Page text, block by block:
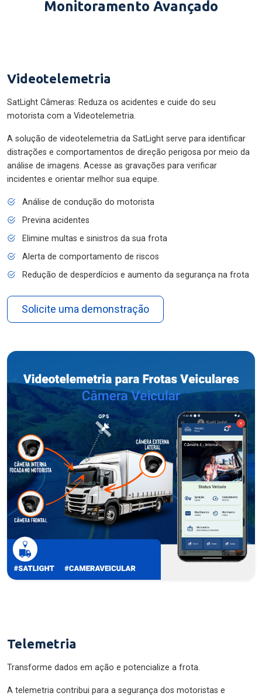
Monitoramento Avançado
Videotelemetria
SatLight Câmeras: Reduza os acidentes e cuide do seu
motorista com a Videotelemetria.
A solução de videotelemetria da SatLight serve para identificar
distrações e comportamentos de direção perigosa por meio da
análise de imagens. Acesse as gravações para verificar
incidentes e orientar melhor sua equipe.
Análise de condução do motorista
Previna acidentes
Elimine multas e sinistros da sua frota
Alerta de comportamento de riscos
Redução de desperdícios e aumento da segurança na frota
Solicite uma demonstração
Telemetria
Transforme dados em ação e potencialize a frota.
A telemetria contribui para a segurança dos motoristas e